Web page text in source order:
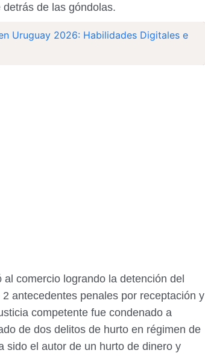
de las góndolas.
Uruguay 2026: Habilidades Digitales e
comercio logrando la detención del
antecedentes penales por receptación y
competente fue condenado a
de dos delitos de hurto en régimen de
sido el autor de un hurto de dinero y